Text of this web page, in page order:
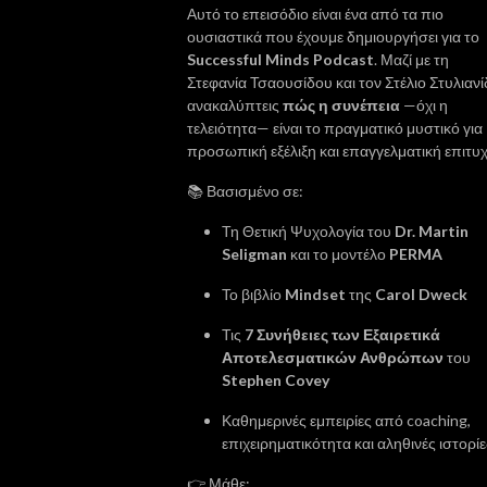
✅ Πώς να ξεπεράσεις τα εσωτερικά μπλοκαρίσματα που σαμποτάρουν
✅ Στρατηγική καριέρας & επιχείρησης σε ένα κόσμο που αλλάζει
✅ Αληθινές ιστορίες & mindset shifts που ενεργοποιούν αλλαγή
✅ Πρακτικές ασκήσεις για αυτοπαρατήρηση, στόχους και επίγνωση
✅ Σκληρές αλήθειες που πρέπει να ακούσεις αν θες να πετύχεις
Θες να δεις πραγματική πρόοδο στη ζωή σου
Είσαι ελεύθερος επαγγελματίας, επιχειρηματίας, coach ή φιλόδοξος
Θες να μάθεις, να εφαρμόσεις και να εξελιχθείς
Κάθε επεισόδιο είναι σαν ένα mini coaching session.
Αυτό το επεισόδιο είναι ένα από τα πιο
ουσιαστικά που έχουμε δημιουργήσει για το
Successful Minds Podcast. Μαζί με τη
Στεφανία Τσαουσίδου και τον Στέλιο
ανακαλύπτεις πώς η συνέπεια —όχι η
τελειότητα— είναι το πραγματικό μυστικό για
προσωπική εξέλιξη και επαγγελματική
📚 Βασισμένο σε:
Τη Θετική Ψυχολογία του Dr. Martin
Seligman και το μοντέλο PERMA
Το βιβλίο Mindset της Carol Dweck
Τις 7 Συνήθειες των Εξαιρετικά
Αποτελεσματικών Ανθρώπων του
Stephen Covey
Καθημερινές εμπειρίες από coaching,
επιχειρηματικότητα και αληθινές
👉 Μάθε: